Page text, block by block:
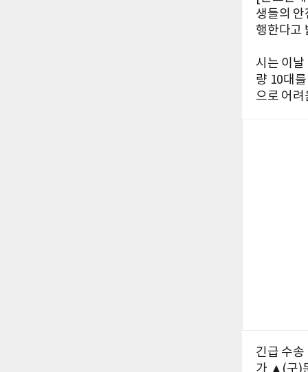
생들의 안
행한다고
시는 이날
량 10대
으로 어
긴급 수